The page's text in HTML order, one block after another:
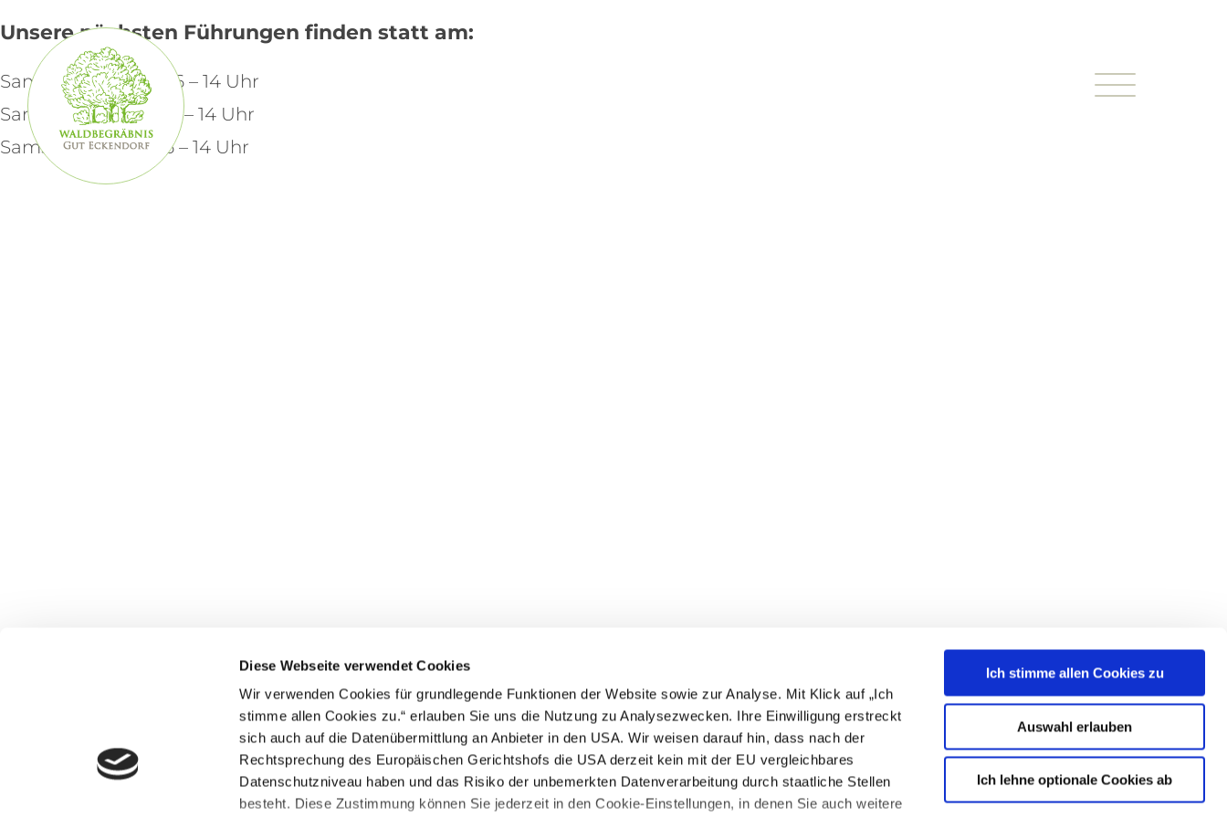
Diese Webseite verwendet Cookies
Wir verwenden Cookies für grundlegende Funktionen der Website sowie zur Analyse. Mit Klick auf „Ich
stimme allen Cookies zu.“ erlauben Sie uns die Nutzung zu Analysezwecken. Ihre Einwilligung erstreckt
sich auch auf die Datenübermittlung an Anbieter in den USA. Wir weisen darauf hin, dass nach der
Rechtsprechung des Europäischen Gerichtshofs die USA derzeit kein mit der EU vergleichbares
Datenschutzniveau haben und das Risiko der unbemerkten Datenverarbeitung durch staatliche Stellen
besteht. Diese Zustimmung können Sie jederzeit in den Cookie-Einstellungen, in denen Sie auch weitere
Ich stimme allen Cookies zu
Auswahl erlauben
Ich lehne optionale Cookies ab
Unsere nächsten Führungen finden statt am:
Samstag, 05.09.2026 – 14 Uhr
Samstag, 03.10.2026 – 14 Uhr
Samstag, 07.11.2026 – 14 Uhr